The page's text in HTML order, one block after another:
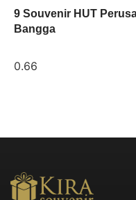
9 Souvenir HUT
Bangga